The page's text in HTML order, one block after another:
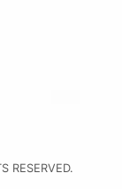
RESERVED.